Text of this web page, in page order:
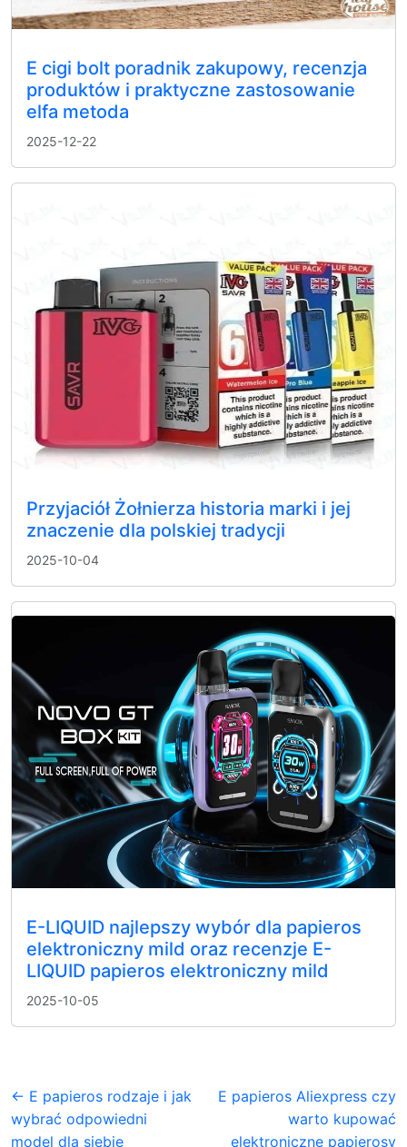
E cigi bolt poradnik zakupowy, recenzja
produktów i praktyczne zastosowanie
elfa metoda
2025-12-22
Przyjaciół Żołnierza historia marki i jej
znaczenie dla polskiej tradycji
2025-10-04
E-LIQUID najlepszy wybór dla papieros
elektroniczny mild oraz recenzje E-
LIQUID papieros elektroniczny mild
2025-10-05
← E papieros rodzaje i jak
wybrać odpowiedni
model dla siebie
E papieros Aliexpress czy
warto kupować
elektroniczne papierosy